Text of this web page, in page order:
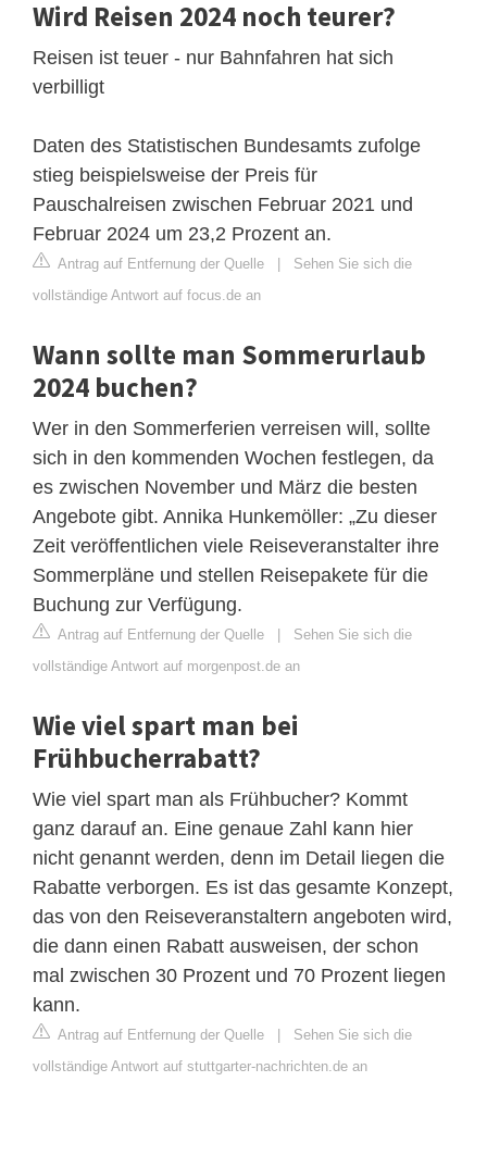
Wird Reisen 2024 noch teurer?
Reisen ist teuer - nur Bahnfahren hat sich
verbilligt
Daten des Statistischen Bundesamts zufolge
stieg beispielsweise der Preis für
Pauschalreisen zwischen Februar 2021 und
Februar 2024 um 23,2 Prozent an.
Antrag auf Entfernung der Quelle | Sehen Sie sich die
vollständige Antwort auf focus.de an
Wann sollte man Sommerurlaub
2024 buchen?
Wer in den Sommerferien verreisen will, sollte
sich in den kommenden Wochen festlegen, da
es zwischen November und März die besten
Angebote gibt. Annika Hunkemöller: „Zu dieser
Zeit veröffentlichen viele Reiseveranstalter ihre
Sommerpläne und stellen Reisepakete für die
Buchung zur Verfügung.
Antrag auf Entfernung der Quelle | Sehen Sie sich die
vollständige Antwort auf morgenpost.de an
Wie viel spart man bei
Frühbucherrabatt?
Wie viel spart man als Frühbucher? Kommt
ganz darauf an. Eine genaue Zahl kann hier
nicht genannt werden, denn im Detail liegen die
Rabatte verborgen. Es ist das gesamte Konzept,
das von den Reiseveranstaltern angeboten wird,
die dann einen Rabatt ausweisen, der schon
mal zwischen 30 Prozent und 70 Prozent liegen
kann.
Antrag auf Entfernung der Quelle | Sehen Sie sich die
vollständige Antwort auf stuttgarter-nachrichten.de an